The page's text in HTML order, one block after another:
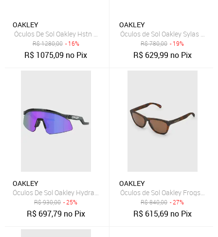
OAKLEY
Óculos De Sol Oakley Hstn Metal Cinza
R$1280,00 - 16%
R$ 1075,09 no Pix
OAKLEY
Óculos de Sol Oakley Sylas Preto
R$780,00 - 19%
R$ 629,99 no Pix
OAKLEY
Óculos De Sol Oakley Hydra Crystal Preto
R$930,00 - 25%
R$ 697,79 no Pix
OAKLEY
Óculos de Sol Oakley Frogskins
R$840,00 - 27%
R$ 615,69 no Pix